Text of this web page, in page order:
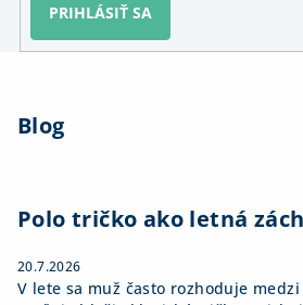
PRIHLÁSIŤ SA
Blog
Polo tričko ako letná
20.7.2026
V lete sa muž často rozhoduje